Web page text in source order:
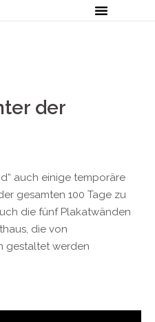
der
auch einige temporäre
gesamten 100 Tage zu
die fünf Plakatwänden
die von
gestaltet werden